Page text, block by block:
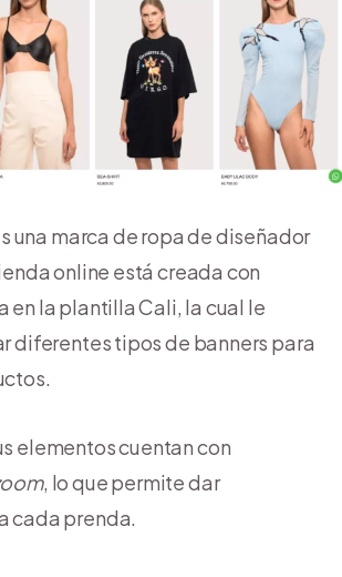
una marca de ropa de diseñador
online está creada con
en la plantilla Cali, la cual le
diferentes tipos de banners para
elementos cuentan con
, lo que permite dar
cada prenda.